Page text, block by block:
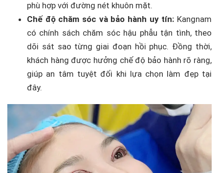
phù hợp với đường nét khuôn mặt.
Chế độ chăm sóc và bảo hành uy tín: Kangnam
có chính sách chăm sóc hậu phẫu tận tình, theo
dõi sát sao từng giai đoạn hồi phục. Đồng thời,
khách hàng được hưởng chế độ bảo hành rõ ràng,
giúp an tâm tuyệt đối khi lựa chọn làm đẹp tại
đây.